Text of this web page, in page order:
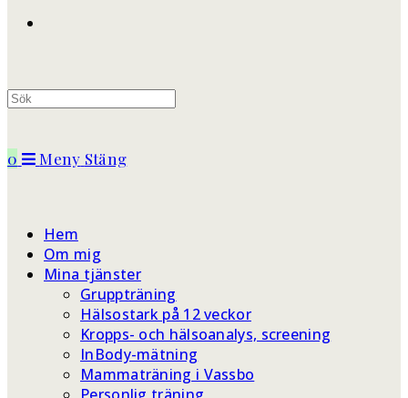
0 Meny Stäng
Hem
Om mig
Mina tjänster
Gruppträning
Hälsostark på 12 veckor
Kropps- och hälsoanalys, screening
InBody-mätning
Mammaträning i Vassbo